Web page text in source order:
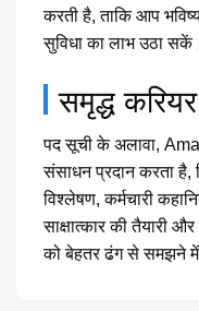
करती है, ताकि आप
सुविधा का लाभ उठा सकें।
समृद्ध
पद सूची के अलावा,
संसाधन प्रदान करता है,
विश्लेषण, कर्मचारी
साक्षात्कार की तैयारी
को बेहतर ढंग से समझने